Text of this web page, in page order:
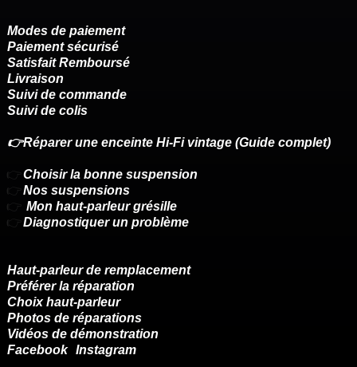
Modes de paiement
Paiement sécurisé
Satisfait Remboursé
Livraison
Suivi de commande
Suivi de colis
👉Réparer une enceinte Hi-Fi vintage (Guide complet)
👉 Choisir la bonne suspension
👉 Nos suspensions
👉 Mon haut-parleur grésille
👉 Diagnostiquer un problème
Haut-parleur de remplacement
Préférer la réparation
Choix haut-parleur
Photos de réparations
Vidéos de démonstration
Facebook Instagram